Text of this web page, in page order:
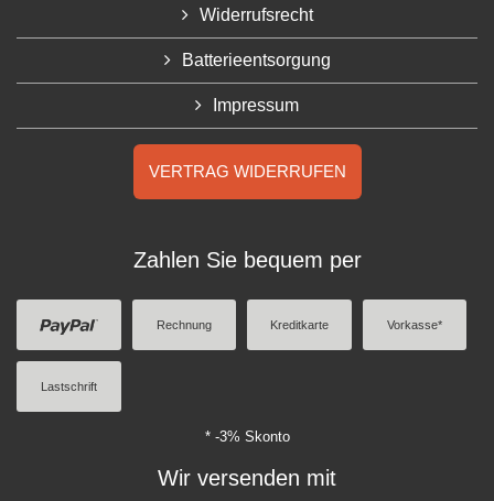
Widerrufsrecht
Batterieentsorgung
Impressum
VERTRAG WIDERRUFEN
Zahlen Sie bequem per
Rechnung Kreditkarte Vorkasse*
Lastschrift
* -3% Skonto
Wir versenden mit